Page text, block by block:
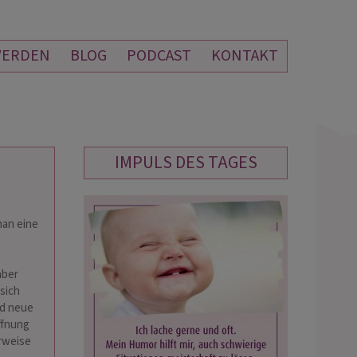
BLOG PODCAST KONTAKT
MAGIC MADDIN
PIN: 206
sooo viel gesehen. Es war
so dass ich den
vertraue. 🥰 Vielen
für das wunderbare
💕
HERZENSBLICK
„5 Sterne sind eigentlich viel zu
für diese großartige Beratung! Sie
meine Situation sofort und absolut
treffsicher erkannt. Ohne
Vorabinformationen hat sie alles
eine
neue
IMPULS DES TAGES